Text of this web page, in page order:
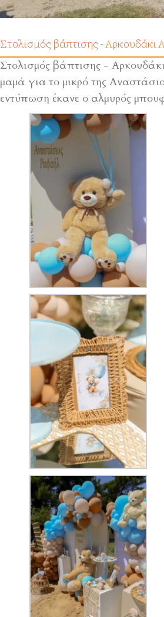
Στολισμός βάπτισης -
Στολισμός βάπτισης -
μαμά για το μικρό της
εντύπωση έκανε ο αλμυρός